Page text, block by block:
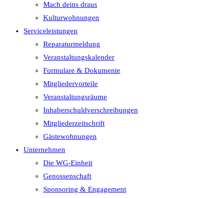
Mach deins draus
Kulturwohnungen
Serviceleistungen
Reparaturmeldung
Veranstaltungskalender
Formulare & Dokumente
Mitgliedervorteile
Veranstaltungsräume
Inhaberschuld­verschreibungen
Mitgliederzeitschrift
Gästewohnungen
Unternehmen
Die WG-Einheit
Genossenschaft
Sponsoring & Engagement